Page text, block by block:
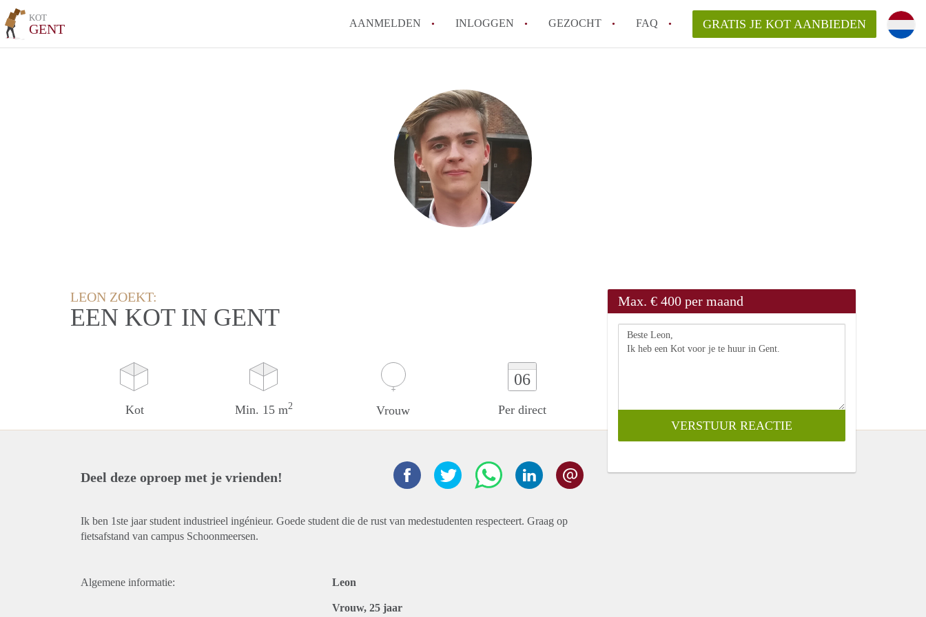
KOT
GENT AANMELDEN INLOGGEN GEZOCHT FAQ
How to translate KotGent!
Wat is KotGent?
Wat is de privacyverklaring van KotGent?
Alle veelgestelde vragen
GRATIS JE KOT AANBIEDEN
LEON ZOEKT:
EEN KOT IN GENT
Kot Min. 15 m2 Vrouw
06
Per direct
Max. € 400 per maand
Deel deze oproep met je vrienden!
Ik ben 1ste jaar student industrieel ingénieur. Goede student die de rust van medestudenten respecteert. Graag op
fietsafstand van campus Schoonmeersen.
Algemene informatie: Leon
Vrouw, 25 jaar